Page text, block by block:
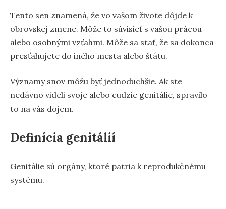
Tento sen znamená, že vo vašom živote dôjde k
obrovskej zmene. Môže to súvisieť s vašou prácou
alebo osobnými vzťahmi. Môže sa stať, že sa dokonca
presťahujete do iného mesta alebo štátu.
Významy snov môžu byť jednoduchšie. Ak ste
nedávno videli svoje alebo cudzie genitálie, spravilo
to na vás dojem.
Definícia genitálií
Genitálie sú orgány, ktoré patria k reprodukčnému
systému.